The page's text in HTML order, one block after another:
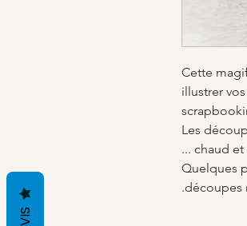
Cette
illustrer
Les
chaud et
*Quelques
découpes